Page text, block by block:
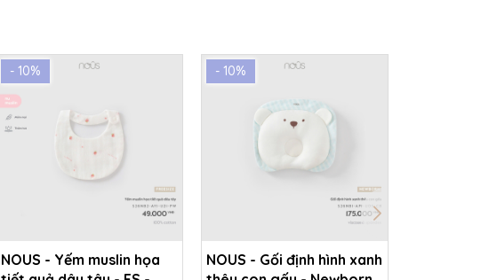
- 10%
NOUS - Yếm muslin họa
- 10%
NOUS - Gối định hình xanh